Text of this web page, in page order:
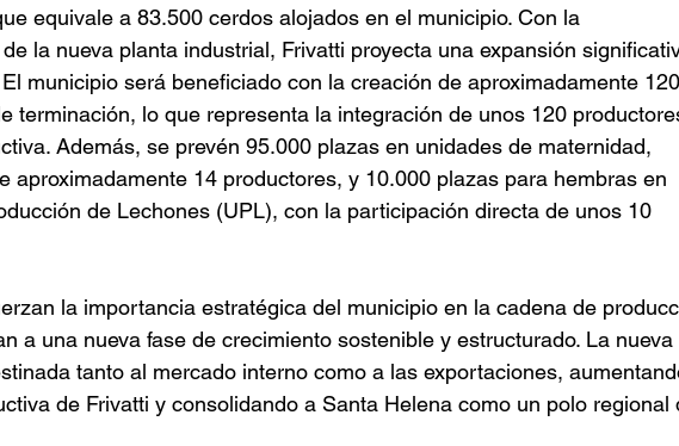
equivale a 83.500 cerdos alojados en el municipio. Con la
la nueva planta industrial, Frivatti proyecta una expansión
municipio será beneficiado con la creación de aproximadamente
terminación, lo que representa la integración de unos 120
Además, se prevén 95.000 plazas en unidades de maternidad,
aproximadamente 14 productores, y 10.000 plazas para hembras en
de Lechones (UPL), con la participación directa de unos 10
la importancia estratégica del municipio en la cadena de
a una nueva fase de crecimiento sostenible y estructurado. La nueva
tanto al mercado interno como a las exportaciones,
de Frivatti y consolidando a Santa Helena como un polo regional